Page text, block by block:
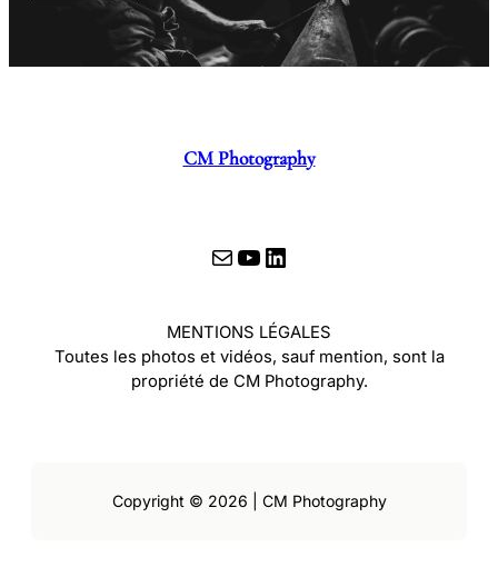
CM Photography
E-mail YouTube LinkedIn
MENTIONS LÉGALES
Toutes les photos et vidéos, sauf mention, sont la
propriété de CM Photography.
Copyright © 2026 | CM Photography